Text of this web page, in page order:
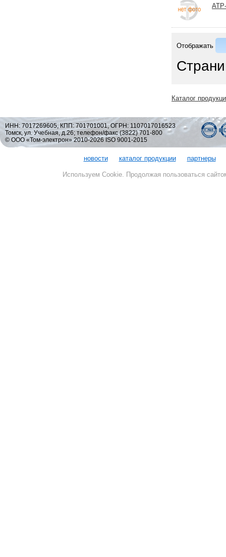
Отображать
Каталог
ИНН: 7017269605, КПП: 701701001, ОГРН: 1107017016523
Томск, ул. Учебная, д.26; телефон/факс (3822) 701-800
© ООО «Том-электрон» 2010-2026 ISO 9001-2015
новости каталог продукции партнеры
Используем Cookie. Продолжая пользоваться